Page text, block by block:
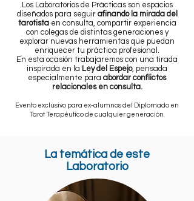
Los Laboratorios de Prácticas son espacios
diseñados para seguir afinando la mirada del
tarotistaen consulta, compartir experiencia
con colegas de distintas generaciones y
explorar nuevas herramientas que puedan
enriquecer tu práctica profesional.
En esta ocasión trabajaremos con una tirada
inspirada en la Ley del Espejo, pensada
especialmente para abordar conflictos
relacionales en consulta.
Evento exclusivo para ex-alumnos del Diplomado en
Tarot Terapéutico de cualquier generación.
La temática de este
Laboratorio